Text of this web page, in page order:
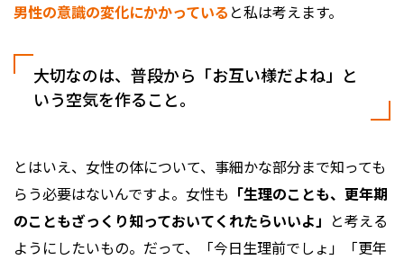
男性の意識の変化にかかっている と私は考えます。
大切なのは、普段から「お互い様だよね」と
いう空気を作ること。
とはいえ、女性の体について、事細かな部分まで知っても
らう必要はないんですよ。女性も 「生理のことも、更年期
のこともざっくり知っておいてくれたらいいよ」 と考える
ようにしたいもの。だって、「今日生理前でしょ」「更年